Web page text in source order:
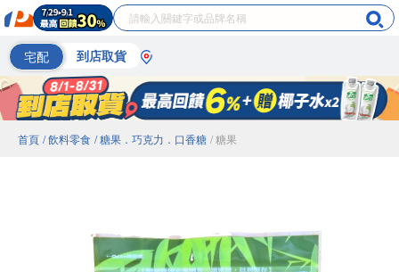
宅配 到店取貨
首頁 / 飲料零食 / 糖果．巧克力．口香糖 / 糖果